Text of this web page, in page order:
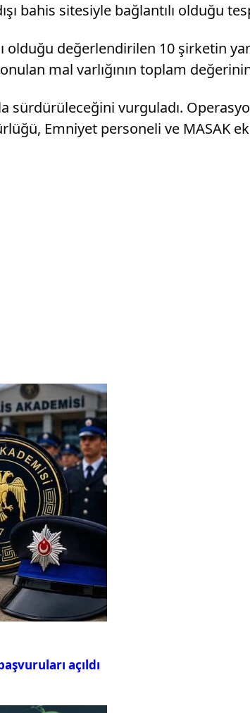
bahis sitesiyle bağlantılı olduğu
olduğu değerlendirilen 10 şirketin
mal varlığının toplam
sürdürüleceğini vurguladı.
Emniyet personeli ve MASAK
açıldı